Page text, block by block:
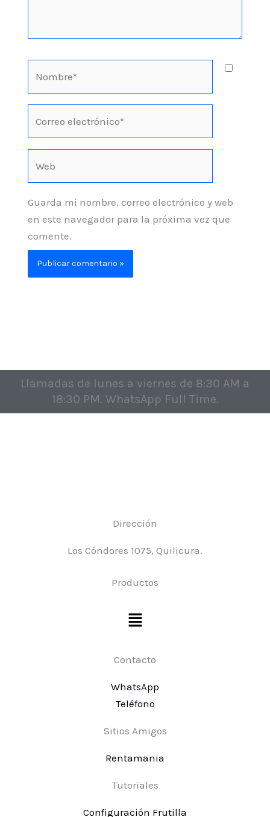
Guarda mi nombre, correo electrónico y web
en este navegador para la próxima vez que
comente.
Llamadas de lunes a viernes de 8:30 AM a
18:30 PM. WhatsApp Full Time.
Dirección
Los Cóndores 1075, Quilicura.
Productos
Menú
Contacto
WhatsApp
Teléfono
Sitios Amigos
Rentamania
Tutoriales
Configuración Frutilla